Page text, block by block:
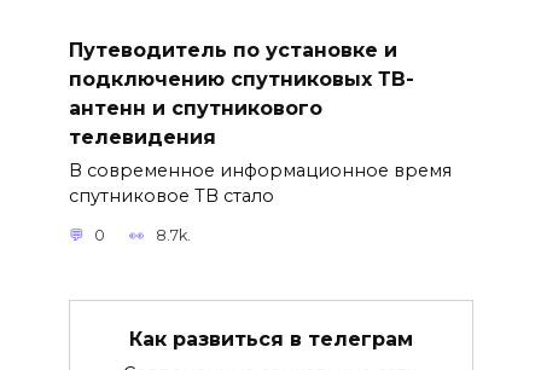
Путеводитель по установке и
подключению спутниковых ТВ-
антенн и спутникового
телевидения
В современное информационное время
спутниковое ТВ стало
0 8.7k.
Как развиться в телеграм